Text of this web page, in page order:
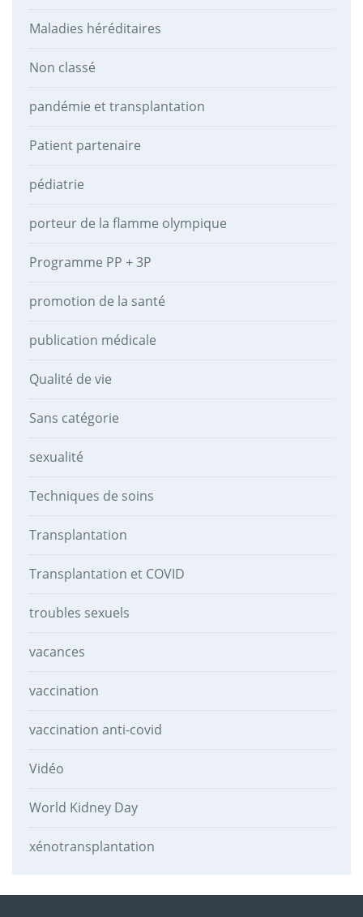
Maladies héréditaires
Non classé
pandémie et transplantation
Patient partenaire
pédiatrie
porteur de la flamme olympique
Programme PP + 3P
promotion de la santé
publication médicale
Qualité de vie
Sans catégorie
sexualité
Techniques de soins
Transplantation
Transplantation et COVID
troubles sexuels
vacances
vaccination
vaccination anti-covid
Vidéo
World Kidney Day
xénotransplantation